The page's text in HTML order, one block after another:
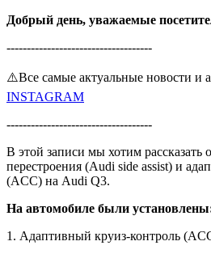
Добрый день, уважаемые
------------------------------------
⚠️Все самые актуальные новости и
INSTAGRAM
------------------------------------
В этой записи мы хотим рассказать
перестроения (Audi side assist) и
(ACC) на Audi Q3.
На автомобиле были
1. Адаптивный круиз-контроль